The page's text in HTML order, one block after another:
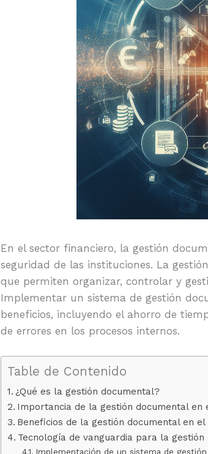
En el sector financiero, la gestión
seguridad de las instituciones. La
que permiten organizar, controlar y
Implementar un sistema de gestión
beneficios, incluyendo el ahorro de
de errores en los procesos internos.
Table de Contenido
¿Qué es la gestión documental?
Importancia de la gestión documental en
Beneficios de la gestión documental en
Tecnología de vanguardia para la
Implementación de un sistema de